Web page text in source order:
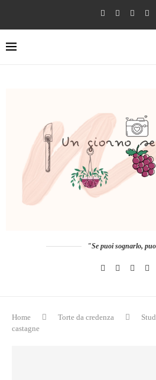
"Se puoi sognarlo,
Home Torte da credenza
castagne